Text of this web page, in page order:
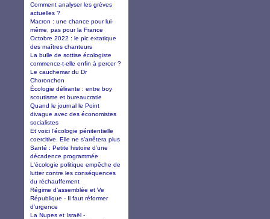
Comment analyser les grèves
actuelles ?
Macron : une chance pour lui-
même, pas pour la France
Octobre 2022 : le pic extatique
des maîtres chanteurs
La bulle de sottise écologiste
commence-t-elle enfin à percer ?
Le cauchemar du Dr
Choronchon
Écologie délirante : entre boy
scoutisme et bureaucratie
Quand le journal le Point
divague avec des économistes
socialistes
Et voici l’écologie pénitentielle
coercitive. Elle ne s’arrêtera plus
Santé : Petite histoire d’une
décadence programmée
L'écologie politique empêche de
lutter contre les conséquences
du réchauffement
Régime d’assemblée et Ve
République - Il faut réformer
d'urgence
La Nupes et Israël -